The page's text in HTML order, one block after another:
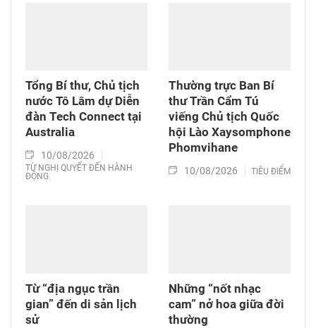
Tổng Bí thư, Chủ tịch
nước Tô Lâm dự Diễn
đàn Tech Connect tại
Australia
10/08/2026
TỪ NGHỊ QUYẾT ĐẾN HÀNH
ĐỘNG
Thường trực Ban Bí
thư Trần Cẩm Tú
viếng Chủ tịch Quốc
hội Lào Xaysomphone
Phomvihane
10/08/2026 TIÊU ĐIỂM
Từ “địa ngục trần
gian” đến di sản lịch
sử
Những “nốt nhạc
cam” nở hoa giữa đời
thường